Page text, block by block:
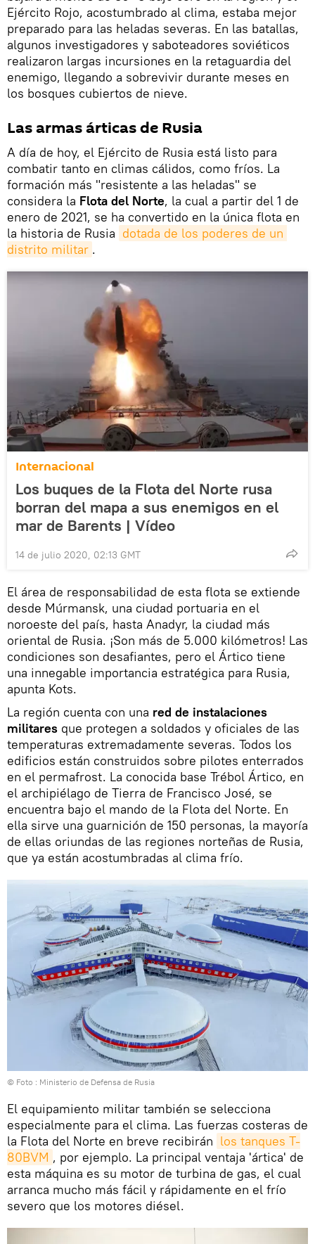
Ejército Rojo, acostumbrado al clima, estaba mejor
preparado para las heladas severas. En las batallas,
algunos investigadores y saboteadores soviéticos
realizaron largas incursiones en la retaguardia del
enemigo, llegando a sobrevivir durante meses en
los bosques cubiertos de nieve.
Las armas árticas de Rusia
A día de hoy, el Ejército de Rusia está listo para
combatir tanto en climas cálidos, como fríos. La
formación más "resistente a las heladas" se
considera la Flota del Norte, la cual a partir del 1 de
enero de 2021, se ha convertido en la única flota en
la historia de Rusia dotada de los poderes de un
distrito militar .
Internacional
Los buques de la Flota del Norte rusa
borran del mapa a sus enemigos en el
mar de Barents | Vídeo
14 de julio 2020, 02:13 GMT
El área de responsabilidad de esta flota se extiende
desde Múrmansk, una ciudad portuaria en el
noroeste del país, hasta Anadyr, la ciudad más
oriental de Rusia. ¡Son más de 5.000 kilómetros! Las
condiciones son desafiantes, pero el Ártico tiene
una innegable importancia estratégica para Rusia,
apunta Kots.
La región cuenta con una red de instalaciones
militares que protegen a soldados y oficiales de las
temperaturas extremadamente severas. Todos los
edificios están construidos sobre pilotes enterrados
en el permafrost. La conocida base Trébol Ártico, en
el archipiélago de Tierra de Francisco José, se
encuentra bajo el mando de la Flota del Norte. En
ella sirve una guarnición de 150 personas, la mayoría
de ellas oriundas de las regiones norteñas de Rusia,
que ya están acostumbradas al clima frío.
© Foto : Ministerio de Defensa de Rusia
El equipamiento militar también se selecciona
especialmente para el clima. Las fuerzas costeras de
la Flota del Norte en breve recibirán los tanques T-
80BVM , por ejemplo. La principal ventaja 'ártica' de
esta máquina es su motor de turbina de gas, el cual
arranca mucho más fácil y rápidamente en el frío
severo que los motores diésel.